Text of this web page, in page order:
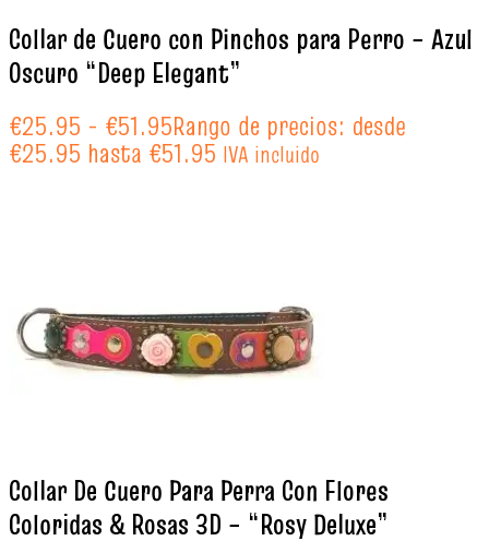
Collar de Cuero con Pinchos para Perro – Azul
Oscuro “Deep Elegant”
€25.95 - €51.95Rango de precios: desde
€25.95 hasta €51.95 IVA incluido
Collar De Cuero Para Perra Con Flores
Coloridas & Rosas 3D – “Rosy Deluxe”